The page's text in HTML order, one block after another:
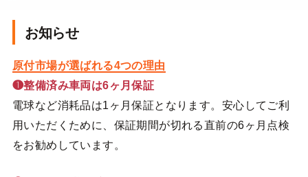
お知らせ
原付市場が選ばれる4つの理由
❶整備済み車両は6ヶ月保証
電球など消耗品は1ヶ月保証となります。安心してご利
用いただくために、保証期間が切れる直前の6ヶ月点検
をお勧めしています。